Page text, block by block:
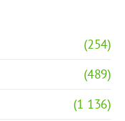
(254)
(489)
(1 136)